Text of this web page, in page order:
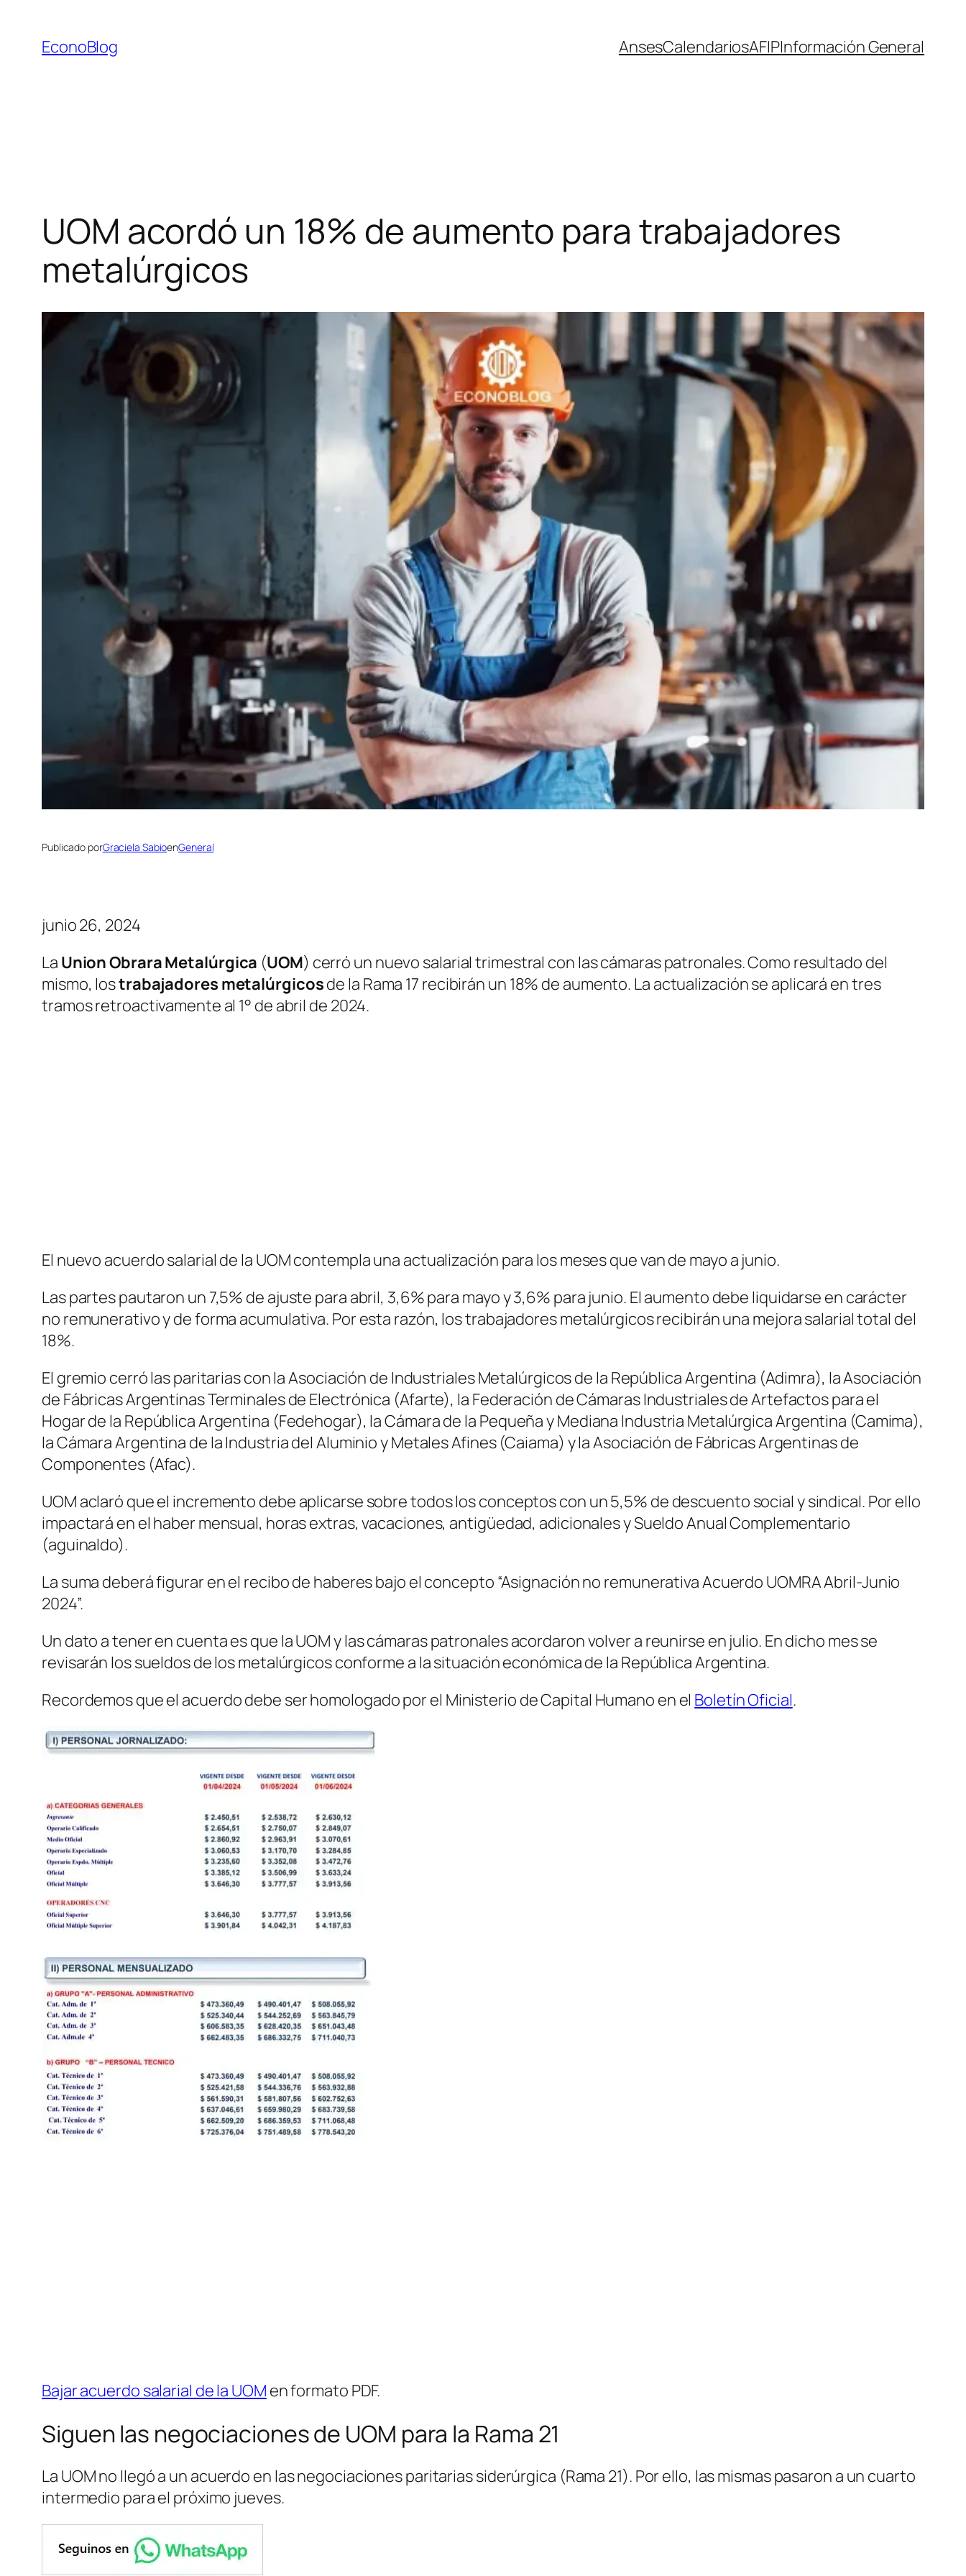
contenido
EconoBlog AnsesCalendariosAFIPInformación General
UOM acordó un 18% de aumento para trabajadores
metalúrgicos
Publicado porGraciela SabioenGeneral
junio 26, 2024
La Union Obrara Metalúrgica (UOM) cerró un nuevo salarial trimestral con las cámaras patronales. Como resultado del
mismo, lostrabajadores metalúrgicosde la Rama 17 recibirán un 18% de aumento. La actualización se aplicará en tres
tramos retroactivamente al 1° de abril de 2024.
El nuevo acuerdo salarial de la UOM contempla una actualización para los meses que van de mayo a junio.
Las partes pautaron un 7,5% de ajuste para abril, 3,6% para mayo y 3,6% para junio. El aumento debe liquidarse en carácter
no remunerativo y de forma acumulativa. Por esta razón, los trabajadores metalúrgicos recibirán una mejora salarial total del
18%.
El gremio cerró las paritarias con la Asociación de Industriales Metalúrgicos de la República Argentina (Adimra), la Asociación
de Fábricas Argentinas Terminales de Electrónica (Afarte), la Federación de Cámaras Industriales de Artefactos para el
Hogar de la República Argentina (Fedehogar), la Cámara de la Pequeña y Mediana Industria Metalúrgica Argentina (Camima),
la Cámara Argentina de la Industria del Aluminio y Metales Afines (Caiama) y la Asociación de Fábricas Argentinas de
Componentes (Afac).
UOM aclaró que el incremento debe aplicarse sobre todos los conceptos con un 5,5% de descuento social y sindical. Por ello
impactará en el haber mensual, horas extras, vacaciones, antigüedad, adicionales y Sueldo Anual Complementario
(aguinaldo).
La suma deberá figurar en el recibo de haberes bajo el concepto “Asignación no remunerativa Acuerdo UOMRA Abril-Junio
2024”.
Un dato a tener en cuenta es que la UOM y las cámaras patronales acordaron volver a reunirse en julio. En dicho mes se
revisarán los sueldos de los metalúrgicos conforme a la situación económica de la República Argentina.
Recordemos que el acuerdo debe ser homologado por el Ministerio de Capital Humano en el Boletín Oficial.
Bajar acuerdo salarial de la UOM en formato PDF.
Siguen las negociaciones de UOM para la Rama 21
La UOM no llegó a un acuerdo en las negociaciones paritarias siderúrgica (Rama 21). Por ello, las mismas pasaron a un cuarto
intermedio para el próximo jueves.